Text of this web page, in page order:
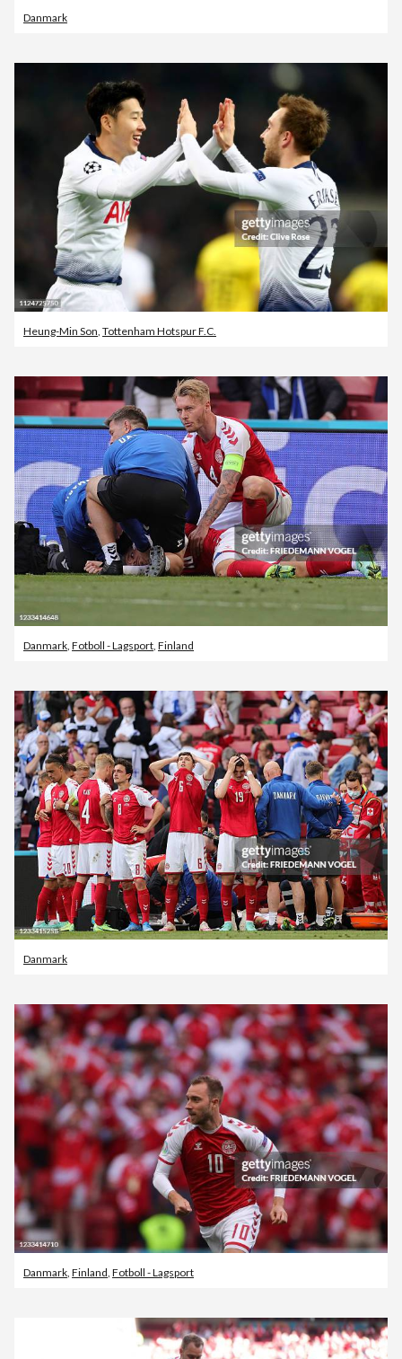
Danmark
Heung-Min Son, Tottenham Hotspur F.C.
Danmark Fotboll - Lagsport Finland
Danmark
Danmark, Finland, Fotboll - Lagsport